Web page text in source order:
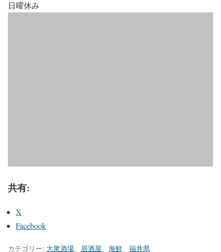
日曜休み
共有:
X
Facebook
カテゴリー: 大衆酒場 居酒屋 海鮮 福井県